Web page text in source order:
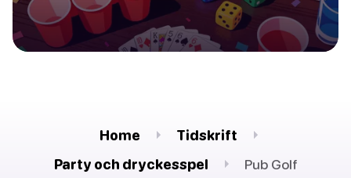
Home
Tidskrift
Party och dryckesspel
Pub Golf